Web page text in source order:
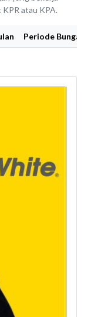
atau KPA.
Periode Bunga